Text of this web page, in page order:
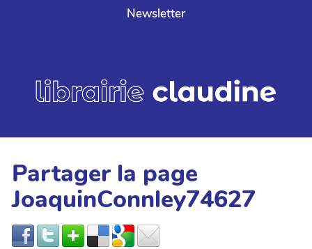
Newsletter
Partager la page
JoaquinConnley74627